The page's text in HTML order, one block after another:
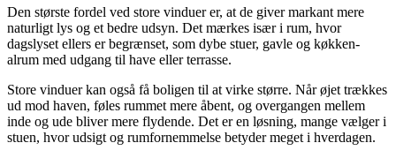
Den største fordel ved store vinduer er, at de giver markant mere
naturligt lys og et bedre udsyn. Det mærkes især i rum, hvor
dagslyset ellers er begrænset, som dybe stuer, gavle og køkken-
alrum med udgang til have eller terrasse.
Store vinduer kan også få boligen til at virke større. Når øjet trækkes
ud mod haven, føles rummet mere åbent, og overgangen mellem
inde og ude bliver mere flydende. Det er en løsning, mange vælger i
stuen, hvor udsigt og rumfornemmelse betyder meget i hverdagen.